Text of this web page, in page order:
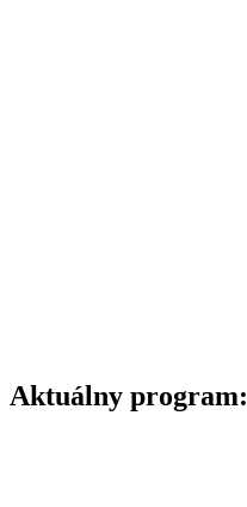
Aktuálny program: